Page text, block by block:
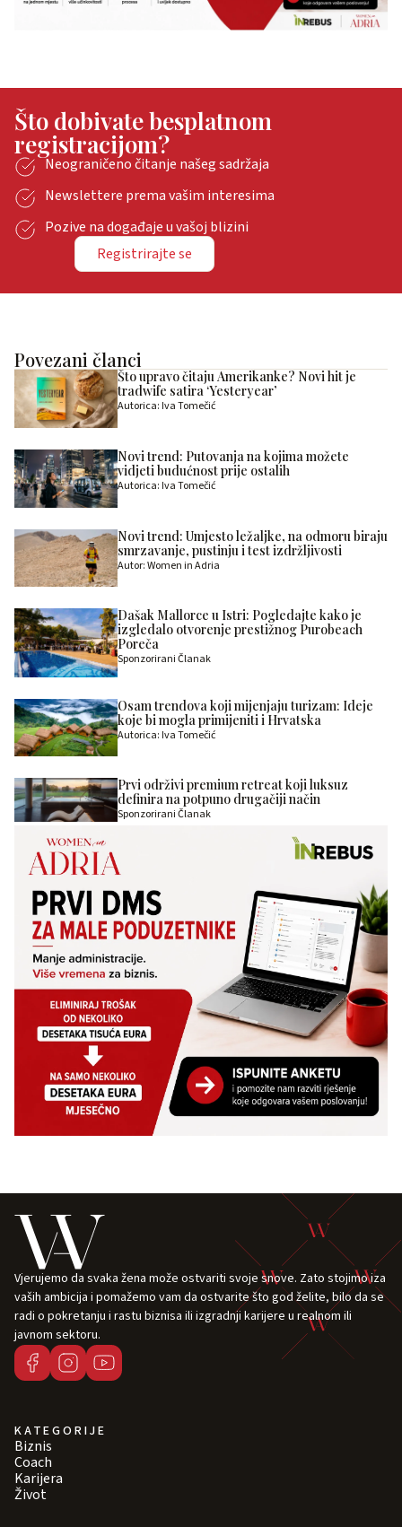
Što dobivate besplatnom
registracijom?
Neograničeno čitanje našeg sadržaja
Newslettere prema vašim interesima
Pozive na događaje u vašoj blizini
Registrirajte se
Povezani članci
Što upravo čitaju Amerikanke? Novi hit je
tradwife satira ‘Yesteryear’
Autorica: Iva Tomečić
Novi trend: Putovanja na kojima možete
vidjeti budućnost prije ostalih
Autorica: Iva Tomečić
Novi trend: Umjesto ležaljke, na odmoru biraju
smrzavanje, pustinju i test izdržljivosti
Autor: Women in Adria
Dašak Mallorce u Istri: Pogledajte kako je
izgledalo otvorenje prestižnog Purobeach
Poreča
Sponzorirani Članak
Osam trendova koji mijenjaju turizam: Ideje
koje bi mogla primijeniti i Hrvatska
Autorica: Iva Tomečić
Prvi održivi premium retreat koji luksuz
definira na potpuno drugačiji način
Sponzorirani Članak
Vjerujemo da svaka žena može ostvariti svoje snove. Zato stojimo iza
vaših ambicija i pomažemo vam da ostvarite što god želite, bilo da se
radi o pokretanju i rastu biznisa ili izgradnji karijere u realnom ili
javnom sektoru.
KATEGORIJE
Biznis
Coach
Karijera
Život